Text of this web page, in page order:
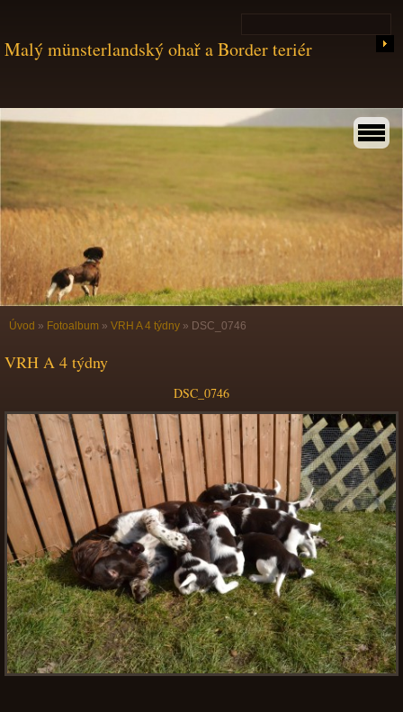
Malý münsterlandský ohař a Border teriér
Úvod » Fotoalbum » VRH A 4 týdny » DSC_0746
VRH A 4 týdny
DSC_0746